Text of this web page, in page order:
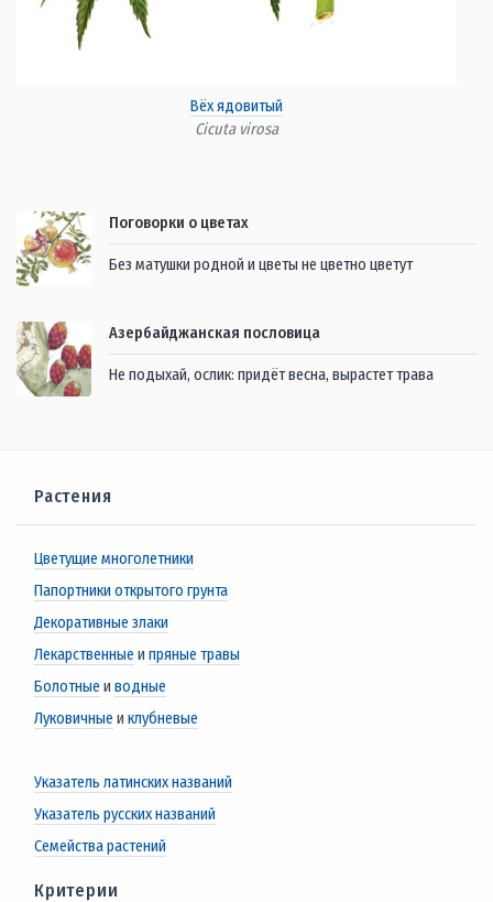
Вёх ядовитый
Cicuta virosa
Поговорки о цветах
Без матушки родной и цветы не цветно цветут
Азербайджанская пословица
Не подыхай, ослик: придёт весна, вырастет трава
Растения
Цветущие многолетники
Папортники открытого грунта
Декоративные злаки
Лекарственные и пряные травы
Болотные и водные
Луковичные и клубневые
Указатель латинских названий
Указатель русских названий
Семейства растений
Критерии